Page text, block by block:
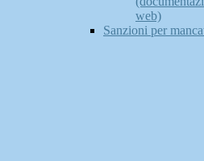
web)
Sanzioni per